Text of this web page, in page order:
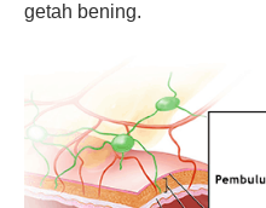
getah bening.